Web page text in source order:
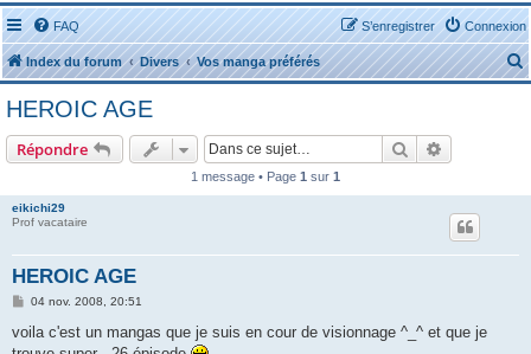
FAQ Connexion
S’enregistrer
Index du forum Divers Vos manga préférés
e
HEROIC AGE
Répondre Rechercher
1 message • Page 1 sur 1
eikichi29
Prof vacataire
HEROIC AGE
M
s
04 nov. 2008, 20:51
voila c'est un mangas que je suis en cour de visionnage ^_^ et que je